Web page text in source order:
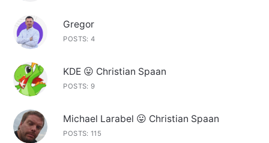
Gregor
POSTS: 4
KDE 😛 Christian Spaan
POSTS: 9
Michael Larabel 😛 Christian Spaan
POSTS: 115